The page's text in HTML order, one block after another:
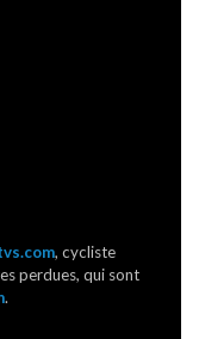
, cycliste
perdues, qui sont
.